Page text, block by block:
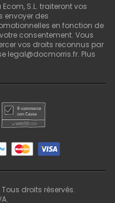
S.L. traiteront vos
envoyer des
en fonction de
consentement. Vous
vos droits reconnus par
legal@docmorris.fr. Plus
droits réservés.